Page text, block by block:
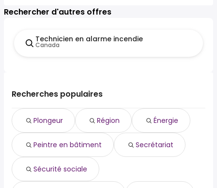
Rechercher d'autres offres
Technicien en alarme incendie
Canada
Recherches populaires
Plongeur Région Énergie
Peintre en bâtiment Secrétariat
Sécurité sociale